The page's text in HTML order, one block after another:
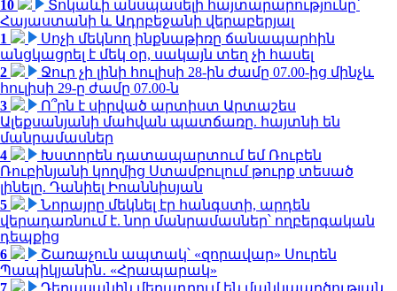
10
Տոկաևի անսպասելի հայտարարությունը՝
Հայաստանի և Ադրբեջանի վերաբերյալ
1
Սոչի մեկնող ինքնաթիռը ճանապարհին
անցկացրել է մեկ օր, սակայն տեղ չի հասել
2
Ջուր չի լինի հուլիսի 28-ին ժամը 07.00-ից մինչև
հուլիսի 29-ը ժամը 07.00-ն
3
Ո՞րն է սիրված արտիստ Արտաշես
Ալեքսանյանի մահվան պատճառը. հայտնի են
մանրամասներ
4
Խստորեն դատապարտում եմ Ռուբեն
Ռուբինյանի կողմից Ստամբուլում թուրք տեսած
լինելը. Դանիել Իոաննիսյան
5
Նորայրը մեկնել էր հանգստի, արդեն
վերադառնում է. նոր մանրամասներ՝ ողբերգական
դեպքից
6
Շառաչուն ապտակ՝ «զորավար» Սուրեն
Պապիկյանին․ «Հրապարակ»
7
Դերասանին մեղադրում են մանկապղծության